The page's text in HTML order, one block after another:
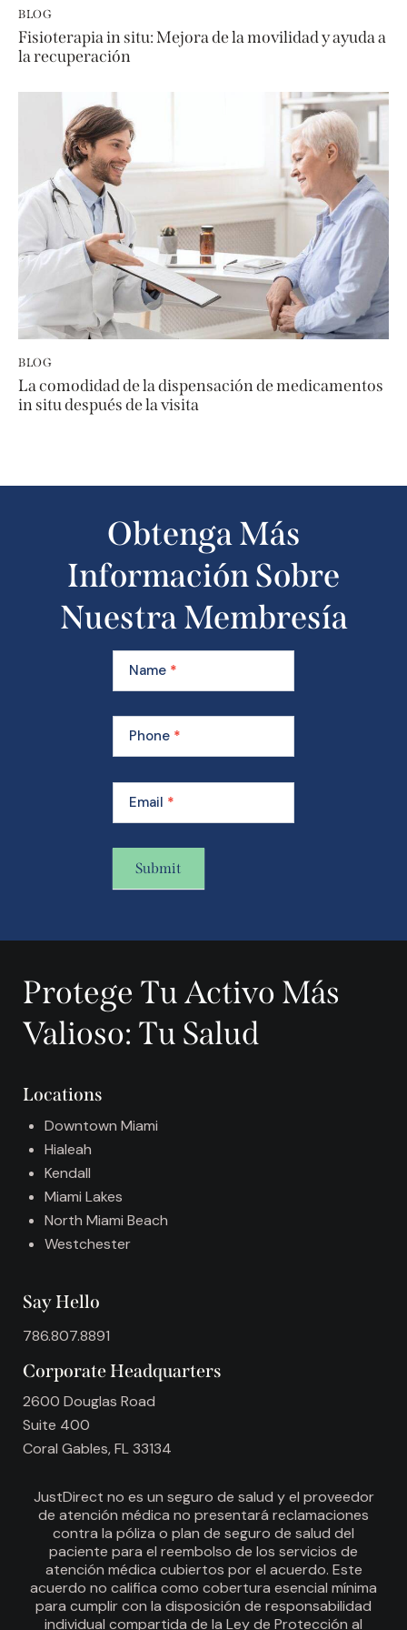
BLOG
Fisioterapia in situ: Mejora de la movilidad y ayuda a
la recuperación
BLOG
La comodidad de la dispensación de medicamentos
in situ después de la visita
Obtenga Más
Información Sobre
Nuestra Membresía
Learn
More
About
Our
Membership
Name *
Phone *
Email *
Submit
l
e
r
n
v
Protege Tu Activo Más
Valioso: Tu Salud
Locations
Downtown Miami
Hialeah
Kendall
Miami Lakes
North Miami Beach
Westchester
Say Hello
786.807.8891
Corporate Headquarters
2600 Douglas Road
Suite 400
Coral Gables, FL 33134
JustDirect no es un seguro de salud y el proveedor
de atención médica no presentará reclamaciones
contra la póliza o plan de seguro de salud del
paciente para el reembolso de los servicios de
atención médica cubiertos por el acuerdo. Este
acuerdo no califica como cobertura esencial mínima
para cumplir con la disposición de responsabilidad
individual compartida de la Ley de Protección al